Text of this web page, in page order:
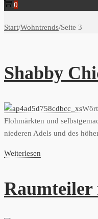
0
Start/Wohntrends/Seite 3
Shabby
Flohmärkten und
niederen Adels und des
Weiterlesen
Raumteiler